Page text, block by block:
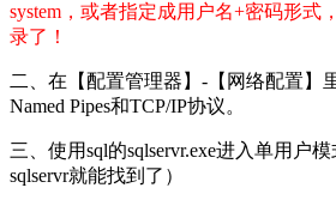
system，或者指定成用户名+密码形式
录了！
二、在【配置管理器】-【网络配置】
Named Pipes和TCP/IP协议。
三、使用sql的sqlservr.exe进入单用户
sqlservr就能找到了）